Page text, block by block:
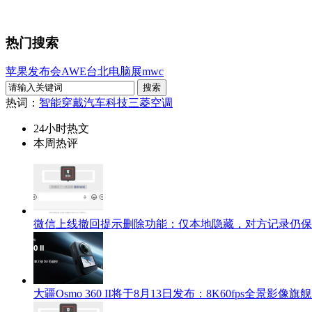
热门搜索
苹果发布会AWE台北电脑展mwc
热词： 智能穿戴汽车科技三菱空调
24小时热文
本周热评
微信上线撤回提示删除功能：仅本地隐藏，对方记录仍
大疆Osmo 360 II将于8月13日发布：8K60fps全景影像旗